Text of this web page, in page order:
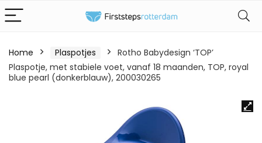
Home Plaspotjes
Rotho Babydesign ‘TOP’
Plaspotje, met stabiele voet, vanaf 18 maanden, TOP, royal
blue pearl (donkerblauw), 200030265